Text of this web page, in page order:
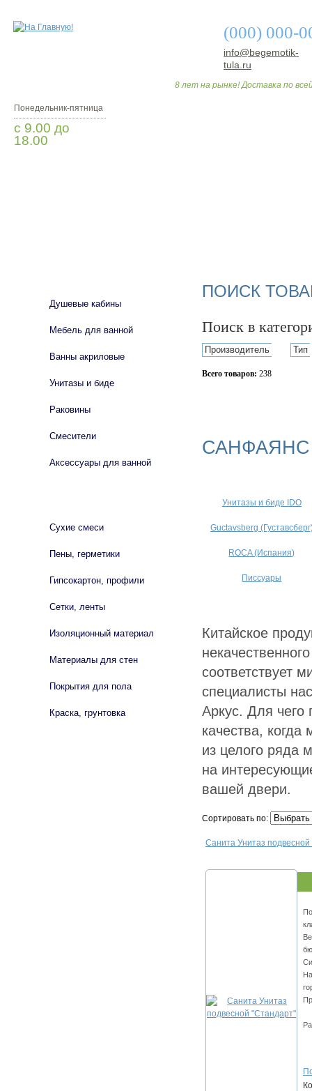
(000) 000-
info@begemotik-
tula.ru
8 лет на рынке! Доставка по
Понедельник-пятница
с 9.00 до
18.00
ПОИСК
Поиск в
Производитель Тип
Всего товаров: 238
САНФАЯНС
Унитазы и биде IDO
Guctavsberg
ROCA (Испания)
Писсуары
Китайское
соответствует
специалисты
Аркус. Для чего
качества,
из целого ряда
на
вашей двери.
Сортировать по:
Санита Унитаз
Душевые кабины
Мебель для ванной
Ванны акриловые
Унитазы и биде
Раковины
Смесители
Аксессуары для ванной
Сухие смеси
Пены, герметики
Гипсокартон, профили
Сетки, ленты
Изоляционный материал
Материалы для стен
Покрытия для пола
Краска, грунтовка